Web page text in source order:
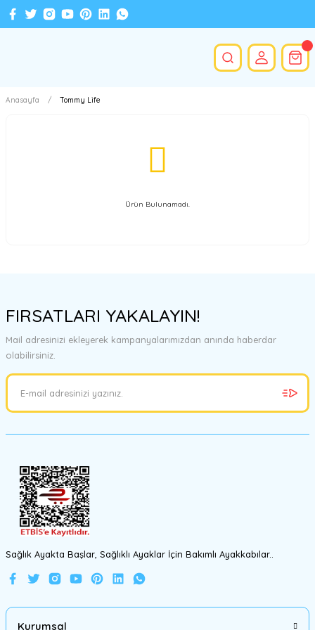
Anasayfa Tommy Life
Ürün Bulunamadı.
FIRSATLARI YAKALAYIN!
Mail adresinizi ekleyerek kampanyalarımızdan anında haberdar
olabilirsiniz.
Sağlık Ayakta Başlar, Sağlıklı Ayaklar İçin Bakımlı Ayakkabılar..
Kurumsal